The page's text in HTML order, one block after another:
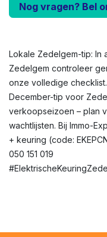
Nog vragen? Bel
Lokale Zedelgem-tip: In
Zedelgem controleer
onze volledige checklist.
December-tip voor
verkoopseizoen – plan
wachtlijsten. Bij Immo-
+ keuring (code:
050 151 019